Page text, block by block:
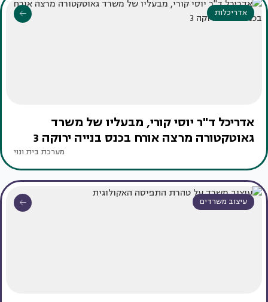
אדריכלות
אדריכל ד"ר יוסי קורי, מבעליו של משרד
גאוטקטורה מרצה אורח בכנס בנייה ירוקה 3
מערכת בית ונוי
עיצוב משרדים